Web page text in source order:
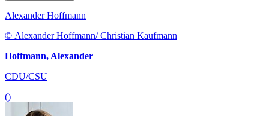
Alexander Hoffmann
© Alexander Hoffmann/ Christian Kaufmann
Hoffmann, Alexander
CDU/CSU
()